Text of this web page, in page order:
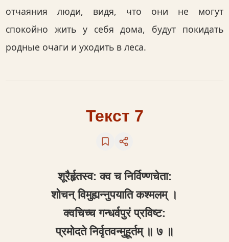
отчаяния люди, видя, что они не могут
спокойно жить у себя дома, будут покидать
родные очаги и уходить в леса.
Текст 7
शूरैर्हृतस्व: क्‍व च निर्विण्णचेता:
शोचन् विमुह्यन्नुपयाति कश्मलम् ।
क्‍वचिच्च गन्धर्वपुरं प्रविष्ट:
प्रमोदते निर्वृतवन्मुहूर्तम् ॥ ७ ॥